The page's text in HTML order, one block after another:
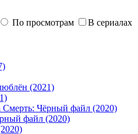
По просмотрам В сериалах
файл (2020)